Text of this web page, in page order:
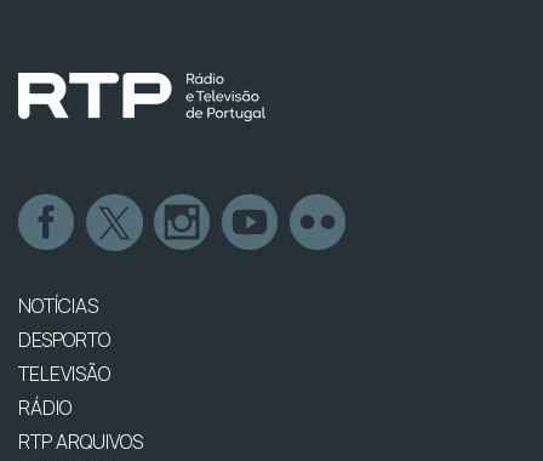
NOTÍCIAS
DESPORTO
TELEVISÃO
RÁDIO
RTP ARQUIVOS